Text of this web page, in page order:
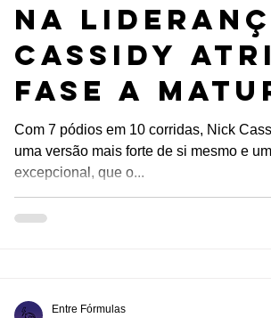
Na
Cassidy
fase a
adquirida
da Fórmula
Com 7 pódios em 10 corridas, Nick
uma versão mais forte de si mesmo e
excepcional, que o...
Entre Fórmulas